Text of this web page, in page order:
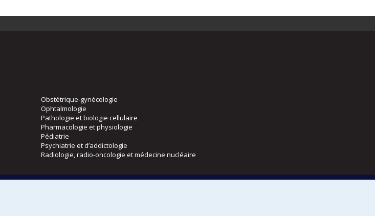
Obstétrique-gynécologie
Ophtalmologie
Pathologie et biologie cellulaire
Pharmacologie et physiologie
Pédiatrie
Psychiatrie et d’addictologie
Radiologie, radio-oncologie et médecine nucléaire